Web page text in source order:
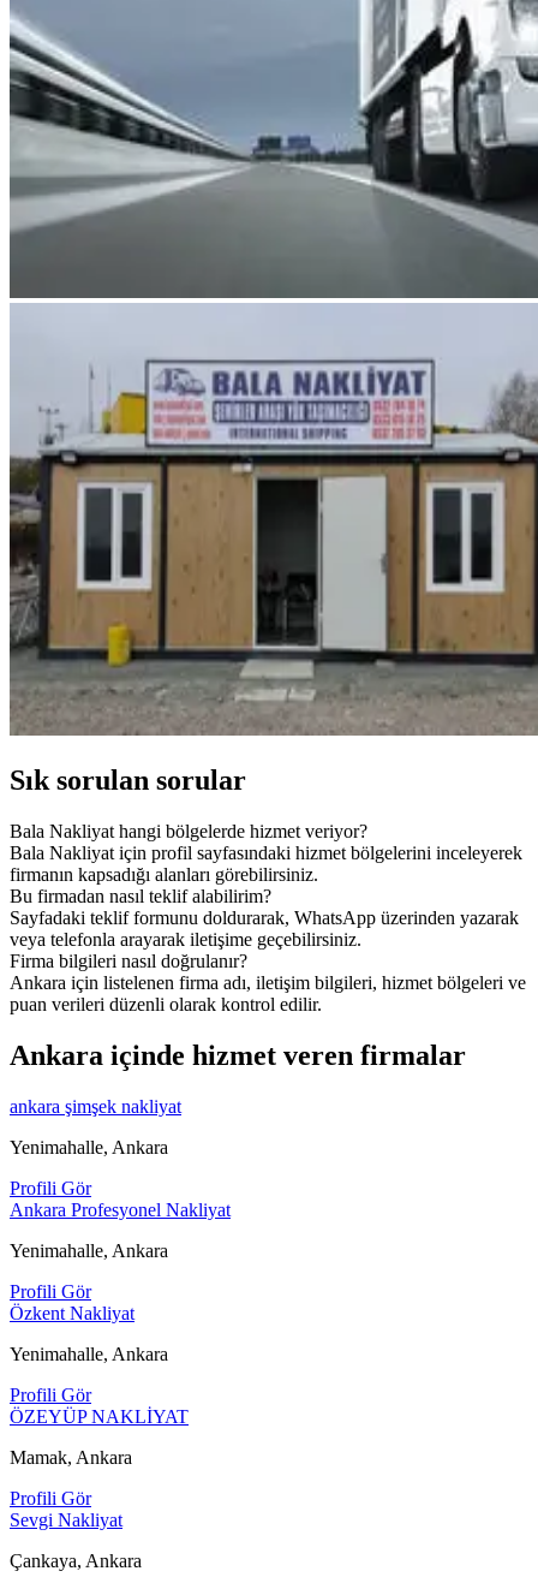
Sık sorulan sorular
Bala Nakliyat hangi bölgelerde hizmet veriyor?
Bala Nakliyat için profil sayfasındaki hizmet bölgelerini inceleyerek
firmanın kapsadığı alanları görebilirsiniz.
Bu firmadan nasıl teklif alabilirim?
Sayfadaki teklif formunu doldurarak, WhatsApp üzerinden yazarak
veya telefonla arayarak iletişime geçebilirsiniz.
Firma bilgileri nasıl doğrulanır?
Ankara için listelenen firma adı, iletişim bilgileri, hizmet bölgeleri ve
puan verileri düzenli olarak kontrol edilir.
Ankara içinde hizmet veren firmalar
ankara şimşek nakliyat
Yenimahalle, Ankara
Profili Gör
Ankara Profesyonel Nakliyat
Yenimahalle, Ankara
Profili Gör
Özkent Nakliyat
Yenimahalle, Ankara
Profili Gör
ÖZEYÜP NAKLİYAT
Mamak, Ankara
Profili Gör
Sevgi Nakliyat
Çankaya, Ankara